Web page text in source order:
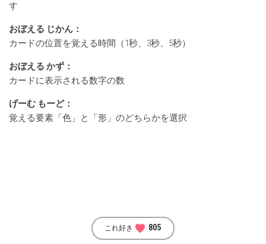
す
おぼえる じかん：
カードの位置を覚える時間（1秒、3秒、5秒）
おぼえる かず：
カードに表示される数字の数
げーむ もーど：
覚える要素「色」と「形」のどちらかを選択
これ好き favorite 805